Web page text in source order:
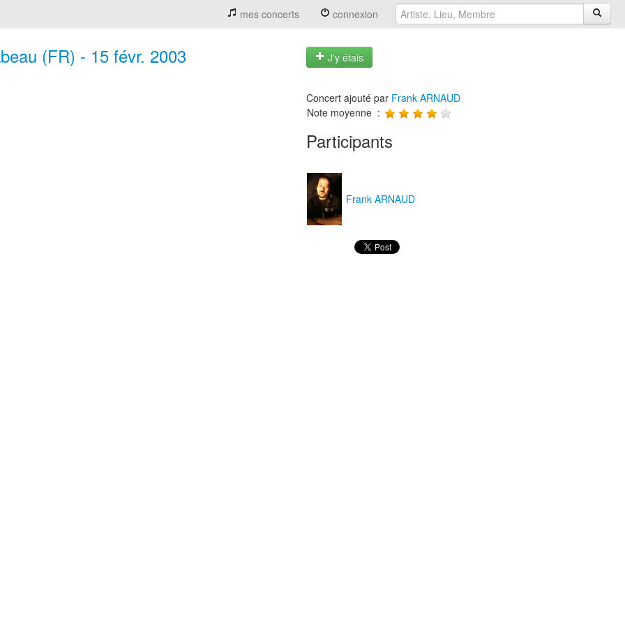
mes concerts connexion
(FR) - 15 févr. 2003 J'y étais
Concert ajouté par Frank ARNAUD
Note moyenne :
Participants
Frank ARNAUD